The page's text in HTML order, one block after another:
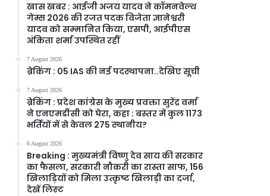
खास खबर : आईजी अजय यादव ने कॉमनवेल्थ
गेम्स 2026 की रजत पदक विजेता ज्ञानेश्वरी
यादव को सम्मानित किया, एसपी, आईपीएस
अंकिता शर्मा उपस्थित रहीं
7 August 2026
ब्रेकिंग : 05 IAS की नई पदस्थापना..देखिए सूची
7 August 2026
ब्रेकिंग : प्रदेश कांग्रेस के मुख्य प्रवक्ता सुरेंद्र वर्मा
ने एनएमडीसी को घेरा, कहा : बस्तर में कुल 1173
भर्तियों में से केवल 275 स्थानीय?
6 August 2026
Breaking : मुख्यमंत्री विष्णु देव साय की सरकार
का फैसला, सरकारी नौकरी का रास्ता साफ, 156
खिलाड़ियों को मिला उत्कृष्ट खिलाड़ी का दर्जा,
देखें लिस्‍ट